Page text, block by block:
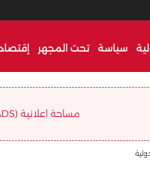
سياسة تحت المجهر
مساحة اعلانية (ADS)